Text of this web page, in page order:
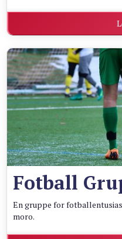
Fotball
En gruppe for
moro.